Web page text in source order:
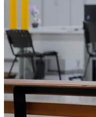
La Liga
Bundesliga
Mundial 2026
Times - Ir direto